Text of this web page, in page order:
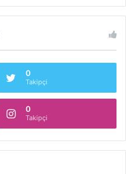
0
Takipçi
0
Takipçi